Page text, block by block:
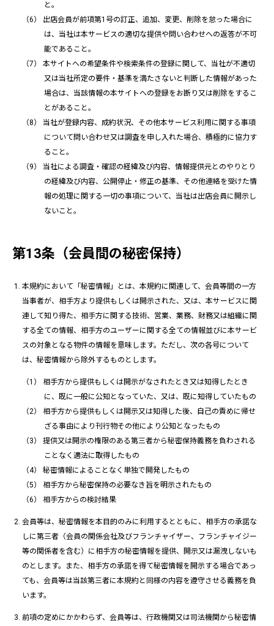
と。
出店会員が前項第1号の訂正、追加、変更、削除を怠った場合に
は、当社は本サービスの適切な提供や問い合わせへの返答が不可
能であること。
本サイトへの希望条件や検索条件の登録に関して、当社が不適切
又は当社所定の要件・基準を満たさないと判断した情報があった
場合は、当該情報の本サイトへの登録をお断り又は削除をするこ
とがあること。
当社が登録内容、成約状況、その他本サービス利用に関する事項
について問い合わせ又は調査を申し入れた場合、積極的に協力す
ること。
当社による調査・確認の経緯及び内容、情報提供元とのやりとり
の経緯及び内容、公開停止・修正の基準、その他連絡を受けた情
報の処理に関する一切の事項について、当社は出店会員に開示し
ないこと。
第13条（会員間の秘密保持）
本規約において「秘密情報」とは、本規約に関連して、会員等間の一方
当事者が、相手方より提供もしくは開示された、又は、本サービスに関
連して知り得た、相手方に関する技術、営業、業務、財務又は組織に関
する全ての情報、相手方のユーザーに関する全ての情報並びに本サービ
スの対象となる物件の情報を意味します。ただし、次の各号について
は、秘密情報から除外するものとします。
相手方から提供もしくは開示がなされたとき又は知得したとき
に、既に一般に公知となっていた、又は、既に知得していたもの
相手方から提供もしくは開示又は知得した後、自己の責めに帰せ
ざる事由により刊行物その他により公知となったもの
提供又は開示の権限のある第三者から秘密保持義務を負わされる
ことなく適法に取得したもの
秘密情報によることなく単独で開発したもの
相手方から秘密保持の必要なき旨を明示されたもの
相手方からの検討結果
会員等は、秘密情報を本目的のみに利用するとともに、相手方の承諾な
しに第三者（会員の関係会社及びフランチャイザー、フランチャイジー
等の関係者を含む）に相手方の秘密情報を提供、開示又は漏洩しないも
のとします。また、相手方の承諾を得て秘密情報を開示する場合であっ
ても、会員等は当該第三者に本規約と同様の内容を遵守させる義務を負
います。
前項の定めにかかわらず、会員等は、行政機関又は司法機関から秘密情